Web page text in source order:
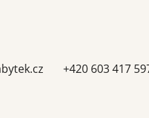
+420 603 417